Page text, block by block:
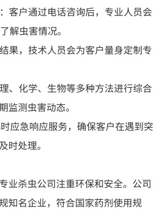
客户通过电话咨询后，专业人员会
解虫害情况。
果，技术人员会为客户量身定制专
、化学、生物等多种方法进行综合
监测虫害动态。
应急响应服务，确保客户在遇到突
时处理。
业杀虫公司注重环保和安全。公司
知名企业，符合国家药剂使用规